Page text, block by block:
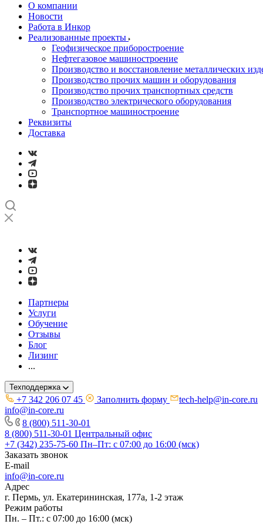
О компании
Новости
Работа в Инкор
Реализованные проекты
Геофизическое приборостроение
Нефтегазовое машиностроение
Производство и восстановление металлических
Производство прочих машин и оборудования
Производство прочих транспортных средств
Производство электрического оборудования
Транспортное машиностроение
Реквизиты
Доставка
Партнеры
Услуги
Обучение
Отзывы
Блог
Лизинг
...
Техподдержка
+7 342 206 07 45 Заполнить форму
tech-help@in-core.ru
info@in-core.ru
8 (800) 511-30-01
8 (800) 511-30-01 Центральный офис
+7 (342) 235-75-60 Пн–Пт: с 07:00 до 16:00 (мск)
Заказать звонок
E-mail
info@in-core.ru
Адрес
г. Пермь, ул. ​Екатерининская, 177а, ​1-2 этаж
Режим работы
Пн. – Пт.: с 07:00 до 16:00 (мск)